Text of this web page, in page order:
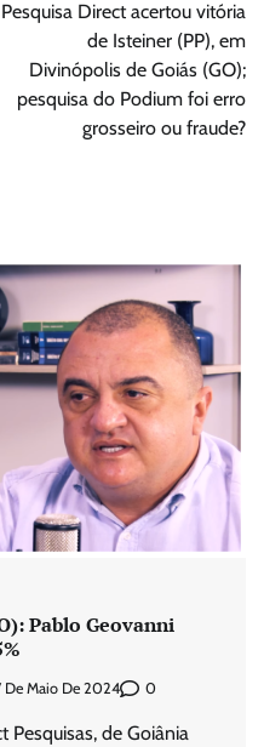
Pesquisa Direct acertou vitória
de Isteiner (PP), em
Divinópolis de Goiás (GO);
pesquisa do Podium foi erro
grosseiro ou fraude?
Pablo Geovanni
De Maio De 2024 0
Pesquisas, de Goiânia